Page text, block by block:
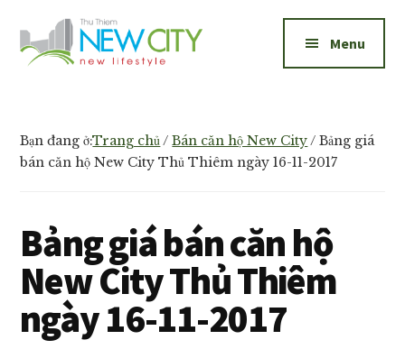
main
footer
Additional
menu
Thủ
Thiêm
cho
thuê
New
City
Thủ
Thiêm
1,2,3
Menu
Bạn đang ở:Trang chủ/ Bán căn hộ New City/ Bảng giá
bán căn hộ New City Thủ Thiêm ngày 16-11-2017
Bảng giá bán căn hộ
New City Thủ Thiêm
ngày 16-11-2017